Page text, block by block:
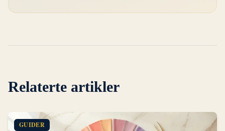
Relaterte artikler
GUIDER